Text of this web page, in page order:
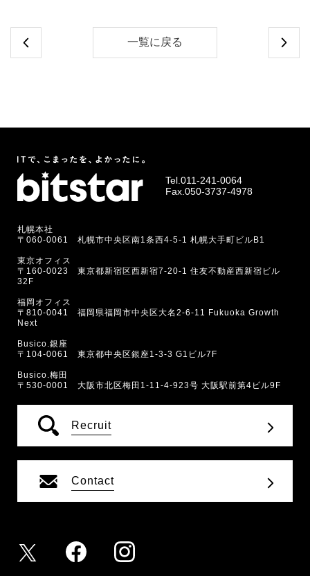
一覧に戻る
Tel. 011-241-0064
Fax.050-3737-4978
札幌本社
〒060-0061 札幌市中央区南1条西4-5-1 札幌大手町ビルB1
東京オフィス
〒160-0023 東京都新宿区西新宿7-20-1 住友不動産西新宿ビル
32F
福岡オフィス
〒810-0041 福岡県福岡市中央区大名2-6-11 Fukuoka Growth
Next
Busico.銀座
〒104-0061 東京都中央区銀座1-3-3 G1ビル7F
Busico.梅田
〒530-0001 大阪市北区梅田1-11-4-923号 大阪駅前第4ビル9F
Recruit
Contact